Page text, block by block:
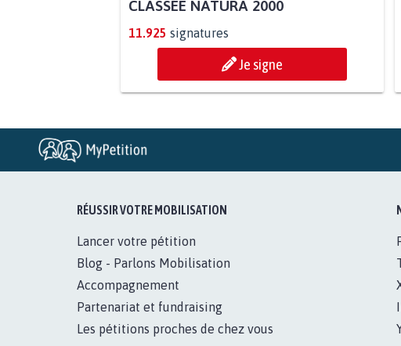
PAS D'ÉOLIENNES EN FORÊT
CLASSÉE NATURA 2000